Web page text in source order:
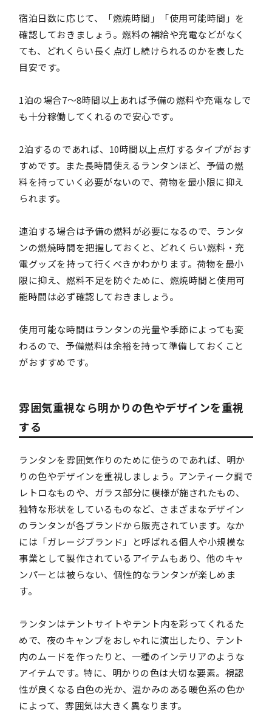
宿泊日数に応じて、「燃焼時間」「使用可能時間」を
確認しておきましょう。燃料の補給や充電などがなく
ても、どれくらい長く点灯し続けられるのかを表した
目安です。
1泊の場合7～8時間以上あれば予備の燃料や充電なしで
も十分稼働してくれるので安心です。
2泊するのであれば、10時間以上点灯するタイプがおす
すめです。また長時間使えるランタンほど、予備の燃
料を持っていく必要がないので、荷物を最小限に抑え
られます。
連泊する場合は予備の燃料が必要になるので、ランタ
ンの燃焼時間を把握しておくと、どれくらい燃料・充
電グッズを持って行くべきかわかります。荷物を最小
限に抑え、燃料不足を防ぐために、燃焼時間と使用可
能時間は必ず確認しておきましょう。
使用可能な時間はランタンの光量や季節によっても変
わるので、予備燃料は余裕を持って準備しておくこと
がおすすめです。
雰囲気重視なら明かりの色やデザインを重視
する
ランタンを雰囲気作りのために使うのであれば、明か
りの色やデザインを重視しましょう。アンティーク調で
レトロなものや、ガラス部分に模様が施されたもの、
独特な形状をしているものなど、さまざまなデザイン
のランタンが各ブランドから販売されています。なか
には「ガレージブランド」と呼ばれる個人や小規模な
事業として製作されているアイテムもあり、他のキャ
ンパーとは被らない、個性的なランタンが楽しめま
す。
ランタンはテントサイトやテント内を彩ってくれるた
めで、夜のキャンプをおしゃれに演出したり、テント
内のムードを作ったりと、一種のインテリアのような
アイテムです。特に、明かりの色は大切な要素。視認
性が良くなる白色の光か、温かみのある暖色系の色か
によって、雰囲気は大きく異なります。